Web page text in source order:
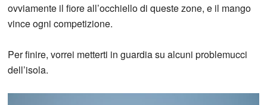
ovviamente il fiore all’occhiello di queste zone, e il mango
vince ogni competizione.
Per finire, vorrei metterti in guardia su alcuni problemucci
dell’isola.